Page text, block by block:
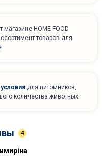
HOME FOOD
товаров для
для питомников,
количества животных.
4